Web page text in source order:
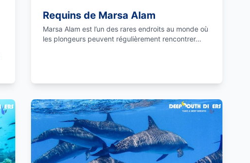
Requins de Marsa Alam
Marsa Alam est l’un des rares endroits au monde où
les plongeurs peuvent régulièrement rencontrer...